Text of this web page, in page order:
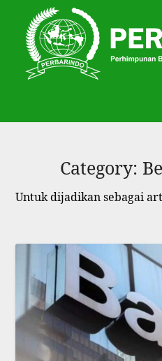
content
Category:
Untuk dijadikan sebagai